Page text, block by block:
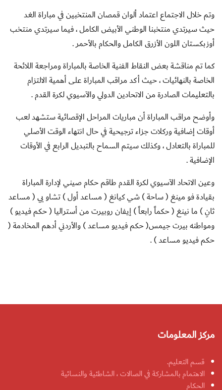
وتم خلال الاجتماع اعتماد ألوان قمصان المنتخبين في مباراة الغد
حيث سيرتدي منتخبنا الوطني الأبيض الكامل ، فيما سيرتدي منتخب
أوزبكستان اللون الأزرق الكامل والحكام بالأحمر.
كما تم مناقشة بعض النقاط الفنية الخاصة بالمباراة ومراجعة اللائحة
الخاصة بالنهائيات ، حيث أكد مراقب المباراة على أهمية الالتزام
بالتعليمات الصادرة من الاتحادين الدولي والآسيوي لكرة القدم.
وأوضح مراقب المباراة أن مباريات المراحل الإقصائية ستشهد لعب
أوقات إضافية وركلات جزاء ترجيحية في حال انتهاء الوقت الأصلي
للمباراة بالتعادل ، وكذلك سيتم السماح بالتبديل الرابع في الأوقات
الإضافية.
وعين الاتحاد الآسيوي لكرة القدم طاقم حكام صيني لإدارة المباراة
بقيادة فو مينغ ( ساحة ) شي كيانغ ( مساعد أول ) تشاو يي ( مساعد
ثانِ ) ما نينغ ( حكماً رابعاً ) إيفان روبيرت من أستراليا ( حكم فيديو )
ومواطنه بيرت جيمس( حكم فيديو مساعد ) والأردني أدهم المخادمة (
حكم فيديو مساعد ).
مركز المعلومات
قسم التعليم.
الاهتمام بالمشاركة في الصالات ، الشاطئية والنسائية
الحكام